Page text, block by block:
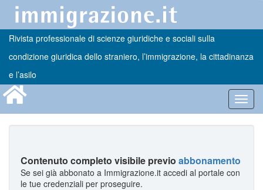
Rivista professionale di scienze giuridiche e sociali sulla
condizione giuridica dello straniero, l’immigrazione, la cittadinanza
e l’asilo
Contenuto completo visibile previo abbonamento
Se sei già abbonato a Immigrazione.it accedi al portale con
le tue credenziali per proseguire.